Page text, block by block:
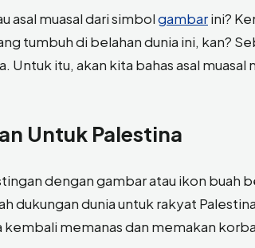
asal muasal dari simbolgambarini?
tumbuh di belahan dunia ini, kan?
Untuk itu, akan kita bahas asal muasal
Untuk Palestina
dengan gambar atau ikon buah
dukungan dunia untuk rakyat
memanas dan memakan